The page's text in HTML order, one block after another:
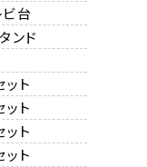
台
ンド
ト
ト
ト
ト